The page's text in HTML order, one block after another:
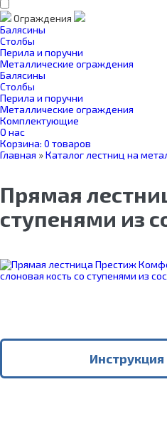
Ограждения
Балясины
Столбы
Перила и поручни
Металлические ограждения
Балясины
Столбы
Перила и поручни
Металлические ограждения
Комплектующие
О нас
Корзина: 0 товаров
Главная »Каталог лестниц на
Прямая
ступенями из